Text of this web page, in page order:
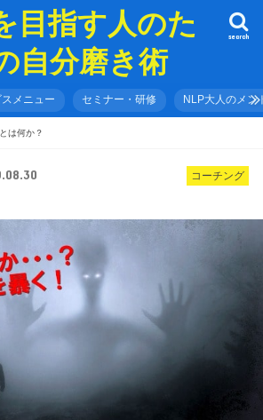
目指す人のた
自分磨き術
search
メニュー セミナー・研修 NLP大人のメン
は何か？
コーチング